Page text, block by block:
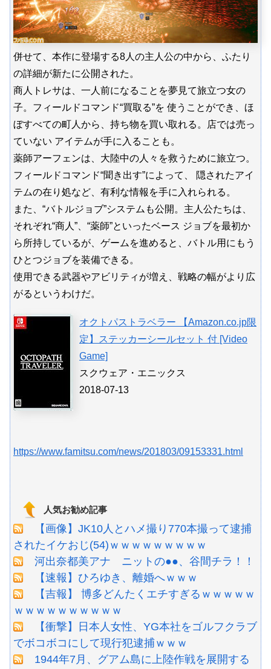
併せて、本作に登場する8人の主人公の中から、ふたり
の詳細が新たに公開された。
商人トレサは、一人前になることを夢見て旅立つ女の
子。フィールドコマンド“買取る”を 使うことができ、ほ
ぼすべての町人から、持ち物を買い取れる。店では売っ
ていない アイテムが手に入ることも。
薬師アーフェンは、大陸中の人々を救うために旅立つ。
フィールドコマンド“聞き出す”によって、 隠されたアイ
テムの在り処など、有利な情報を手に入れられる。
また、“バトルジョブ”システムも公開。主人公たちは、
それぞれ“商人”、“薬師”といったベース ジョブを最初か
ら所持しているが、ゲームを進めると、バトル用にもう
ひとつジョブを装備できる。
使用できる武器やアビリティが増え、戦略の幅がより広
がるというわけだ。
オクトパストラベラー 【Amazon.co.jp限
定】ステッカーシールセット 付 [Video
Game]
スクウェア・エニックス
2018-07-13
https://www.famitsu.com/news/201803/09153331.html
人気お勧め記事
【画像】JK10人とハメ撮り770本撮って逮捕
されたイケおじ(54)ｗｗｗｗｗｗｗｗｗ
河出奈都美アナ ニットの●●、谷間チラ！！
【速報】ひろゆき、離婚へｗｗｗ
【吉報】 博多どんたくエチすぎるｗｗｗｗｗ
ｗｗｗｗｗｗｗｗｗｗ
【衝撃】日本人女性、YG本社をゴルフクラブ
でボコボコにして現行犯逮捕ｗｗｗ
1944年7月、グアム島に上陸作戦を展開する